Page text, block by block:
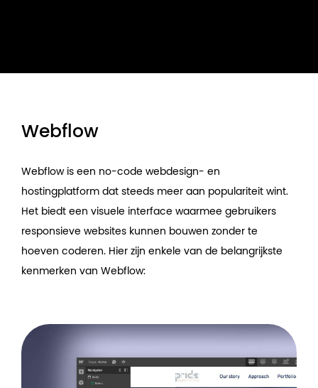
Webflow
Webflow is een no-code webdesign- en
hostingplatform dat steeds meer aan populariteit wint.
Het biedt een visuele interface waarmee gebruikers
responsieve websites kunnen bouwen zonder te
hoeven coderen. Hier zijn enkele van de belangrijkste
kenmerken van Webflow: